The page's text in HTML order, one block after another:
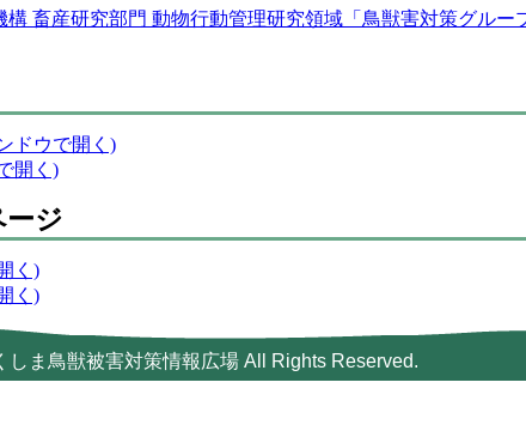
畜産研究部門 動物行動管理研究領域「鳥獣害対策グルー
ドウで開く)
開く)
ージ
く)
く)
しま鳥獣被害対策情報広場 All Rights Reserved.